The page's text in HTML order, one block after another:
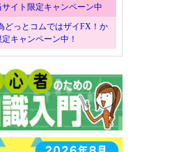
イト限定キャンペーン中
どっとコムではザイFX！か
キャンペーン中！